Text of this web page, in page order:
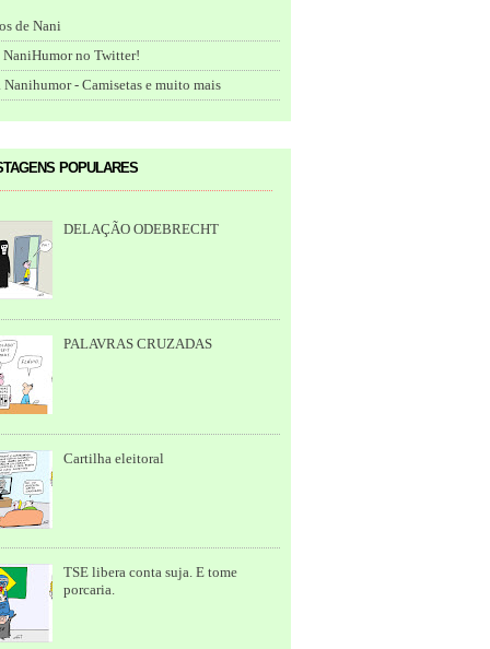
de Nani
NaniHumor no Twitter!
- Camisetas e muito mais
populares
DELAÇÃO ODEBRECHT
PALAVRAS CRUZADAS
Cartilha eleitoral
TSE libera conta suja. E tome
porcaria.